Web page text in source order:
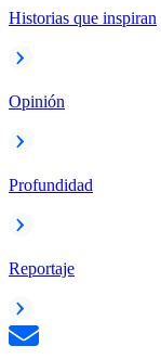
Historias que inspiran
Opinión
Profundidad
Reportaje